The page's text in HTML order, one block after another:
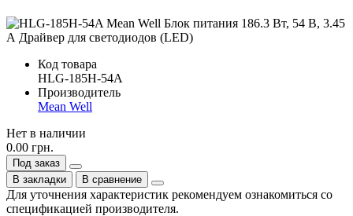
Код товара
HLG-185H-54A
Производитель
Mean Well
Нет в наличии
0.00 грн.
Под заказ
В закладки
В сравнение
Для уточнения характеристик рекомендуем ознакомиться со
спецификацией производителя.